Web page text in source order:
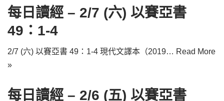
每日讀經 – 2/7 (六) 以賽亞書
49：1-4
2/7 (六) 以賽亞書 49：1-4 現代文譯本（2019… Read More
»
每日讀經 – 2/6 (五) 以賽亞書